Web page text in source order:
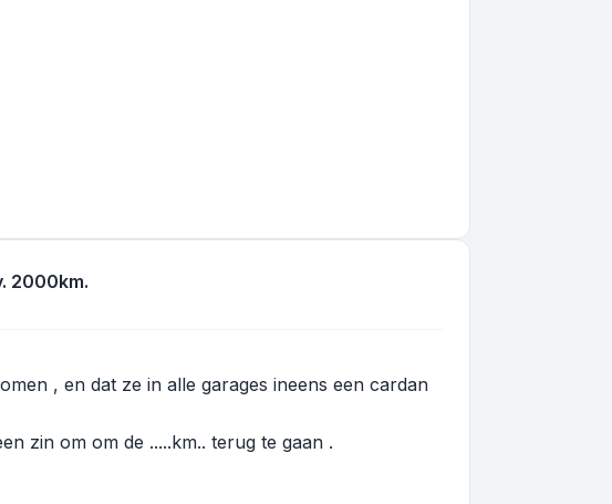
2000km.
, en dat ze in alle garages ineens een cardan
zin om om de .....km.. terug te gaan .